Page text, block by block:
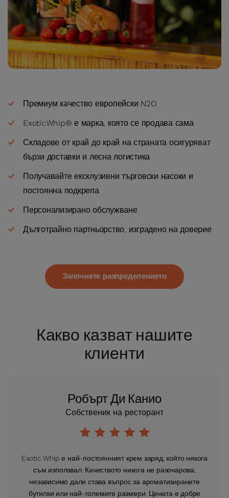
Премиум качество европейски N2O
ExoticWhip® е марка, която се продава сама
Складове от край до край на страната осигуряват
бързи доставки и лесна логистика
Получавайте ексклузивни търговски насоки и
постоянна подкрепа
Персонализирано обслужване
Дълготрайно партньорство, изградено на доверие
Започнете разпределението
Какво казват нашите
клиенти
Робърт Ди Канио
Собственик на ресторант
Exotic Whip е най-постоянният крем заряд, който някога
съм използвал. Качеството никога не разочарова,
независимо дали става въпрос за ароматизираните
бутилки или най-големите размери. Цената е добре